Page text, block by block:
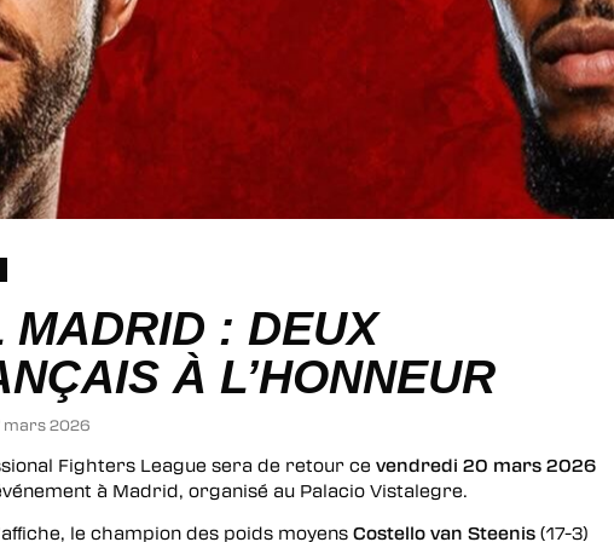
MADRID : DEUX
À L’HONNEUR
mars 2026
Fighters League sera de retour ce vendredi 20 mars 2026
à Madrid, organisé au Palacio Vistalegre.
le champion des poids moyens Costello van Steenis (17-3)